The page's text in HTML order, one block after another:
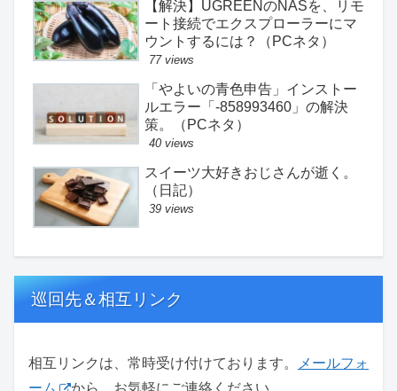
【解決】UGREENのNASを、リモ
ート接続でエクスプローラーにマ
ウントするには？（PCネタ）
77 views
「やよいの青色申告」インストー
ルエラー「-858993460」の解決
策。（PCネタ）
40 views
スイーツ大好きおじさんが逝く。
（日記）
39 views
巡回先＆相互リンク
相互リンクは、常時受け付けております。
メールフォ